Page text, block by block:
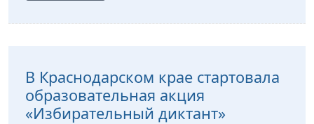
В Краснодарском крае стартовала
образовательная акция
«Избирательный диктант»